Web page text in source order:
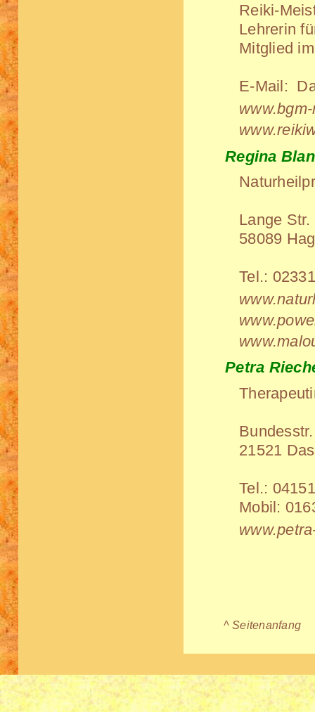
Reiki-
Lehrerin
Mitglied
E-Mail:
Regina
Lange Str.
58089
Tel.:
Petra
21521
Tel.:
Mobil:
^ Seitenanfang